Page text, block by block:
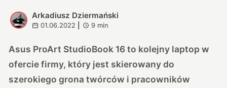
A
Arkadiusz Dziermański
01.06.2022 9 min
Asus ProArt StudioBook 16 to kolejny laptop w
ofercie firmy, który jest skierowany do
szerokiego grona twórców i pracowników